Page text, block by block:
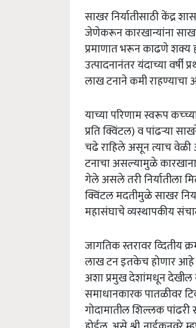
साखर निर्यातीसाठी केंद्र
जेणेकरून कारखान्यांना
प्रमाणात भरून काढणे शक्य
उत्पादनानंतर यंदाच्या
लाख टनाने कमी राहण्याचा
याच्या परिणाम स्वरूप
प्रति क्विंटल) व पांढऱ्या
चढे राहिले असून त्याच वेळी
टनाचा असल्यामुळे कारखाना
गेले असले तरी निर्यातीला
क्विंटल मदतीमुळे साखर
महासंघाचे व्यस्थापकीय
जागतिक स्तरावर व्दितीय
लाख टन इतकेच होणार आहे
अशा प्रमुख देशांमधून देखील
समाधानकारक पातळीवर
गोदामातील शिल्लक पांढरी